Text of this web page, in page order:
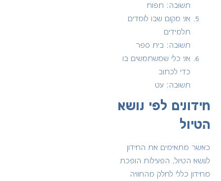
תשובה: תפוח
אני מקום שבו לומדים
תלמידים
תשובה: בית ספר
אני כלי שמשתמשים בו
כדי לכתוב
תשובה: עט
חידונים לפי נושא
הטיול
כאשר מתאימים את החידון
לנושא הטיול, הפעילות הופכת
מחידון כללי לחלק מהחוויה